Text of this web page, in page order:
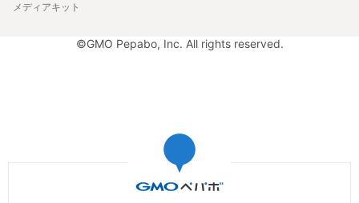
メディアキット
©GMO Pepabo, Inc. All rights reserved.